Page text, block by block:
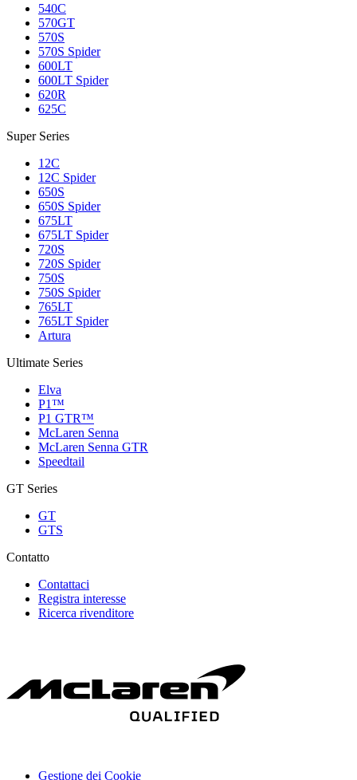
540C
570GT
570S
570S Spider
600LT
600LT Spider
620R
625C
Super Series
12C
12C Spider
650S
650S Spider
675LT
675LT Spider
720S
720S Spider
750S
750S Spider
765LT
765LT Spider
Artura
Ultimate Series
Elva
P1™
P1 GTR™
McLaren Senna
McLaren Senna GTR
Speedtail
GT Series
GT
GTS
Contatto
Contattaci
Registra interesse
Ricerca rivenditore
Gestione dei Cookie